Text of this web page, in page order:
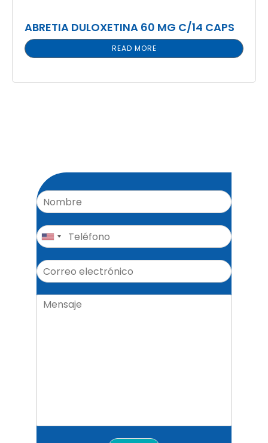
ABRETIA DULOXETINA 60 MG C/14 CAPS
READ MORE